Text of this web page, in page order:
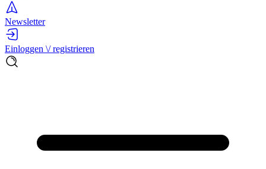
Newsletter
Einloggen \/ registrieren